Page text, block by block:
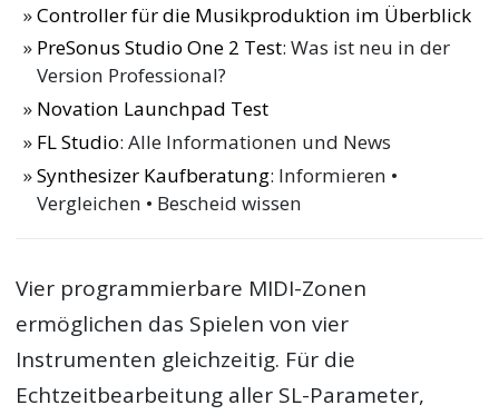
Controller für die Musikproduktion im Überblick
PreSonus Studio One 2 Test: Was ist neu in der
Version Professional?
Novation Launchpad Test
FL Studio: Alle Informationen und News
Synthesizer Kaufberatung: Informieren •
Vergleichen • Bescheid wissen
Vier programmierbare MIDI-Zonen
ermöglichen das Spielen von vier
Instrumenten gleichzeitig. Für die
Echtzeitbearbeitung aller SL-Parameter,